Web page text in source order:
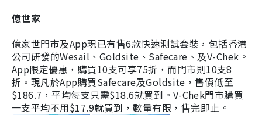
億世家
億家世門市及App現已有售6款快速測試套裝，包括香港
公司研發的Wesail、Goldsite、Safecare、及V-Chek。
App限定優惠，購買10支可享75折，而門市則10支8
折。現凡於App購買Safecare及Goldsite，售價低至
$186.7，平均每支只需$18.6就買到。V-Chek門市購買
一支平均不用$17.9就買到，數量有限，售完即止。